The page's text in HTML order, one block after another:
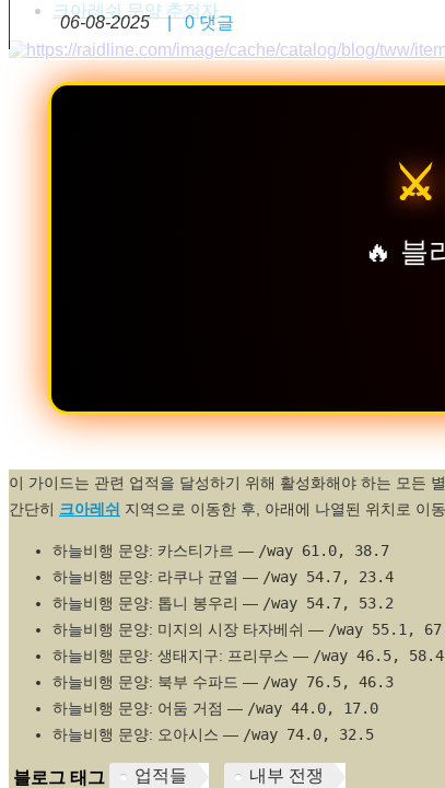
크아레쉬 문양 추적자
06-08-2025 |0댓글
⚔️
🔥 블
이 가이드는 관련 업적을 달성하기 위해 활성화해야 하는 모든
간단히 크아레쉬 지역으로 이동한 후, 아래에 나열된 위치로 이동
하늘비행 문양: 카스티가르 — /way 61.0, 38.7
하늘비행 문양: 라쿠나 균열 — /way 54.7, 23.4
하늘비행 문양: 톱니 봉우리 — /way 54.7, 53.2
하늘비행 문양: 미지의 시장 타자베쉬 — /way 55.1,
하늘비행 문양: 생태지구: 프리무스 — /way 46.5, 58.4
하늘비행 문양: 북부 수파드 — /way 76.5, 46.3
하늘비행 문양: 어둠 거점 — /way 44.0, 17.0
하늘비행 문양: 오아시스 — /way 74.0, 32.5
블로그 태그 업적들 내부 전쟁